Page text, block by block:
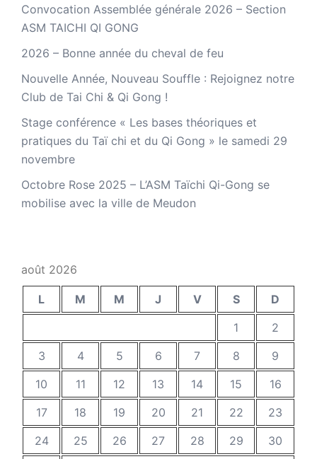
Convocation Assemblée générale 2026 – Section
ASM TAICHI QI GONG
2026 – Bonne année du cheval de feu
Nouvelle Année, Nouveau Souffle : Rejoignez notre
Club de Tai Chi & Qi Gong !
Stage conférence « Les bases théoriques et
pratiques du Taï chi et du Qi Gong » le samedi 29
novembre
Octobre Rose 2025 – L’ASM Taïchi Qi-Gong se
mobilise avec la ville de Meudon
août 2026
L M M J V S
D
1
2
3
4 5 6 7 8
9
10
11 12 13 14 15
16
17
18 19 20 21 22
23
24
25 26 27 28 29
30